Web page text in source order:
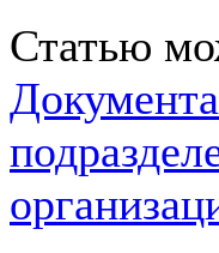
Статью